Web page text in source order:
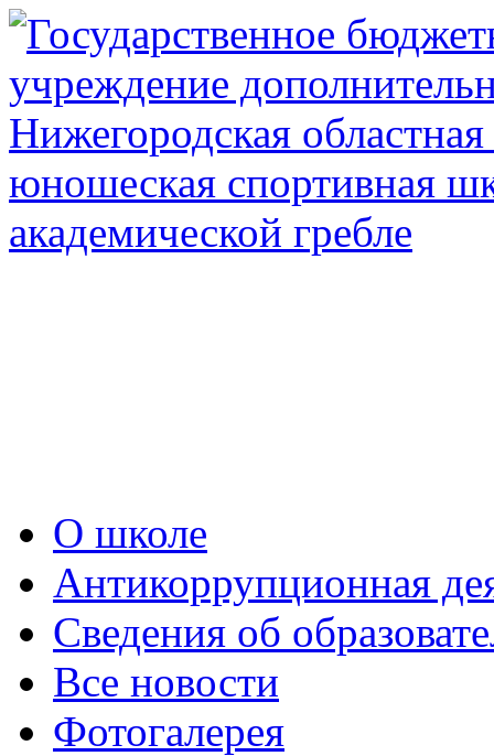
О школе
Антикоррупционная
Сведения об
Все новости
Фотогалерея